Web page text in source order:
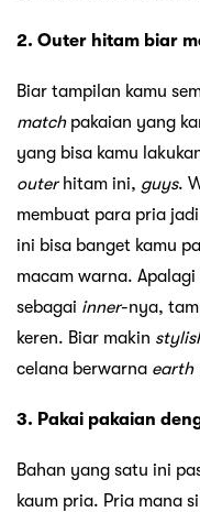
2. Outer hitam biar
Biar tampilan kamu
matchpakaian yang
yang bisa kamu
outerhitam ini, guys.
membuat para pria
ini bisa banget kamu
macam warna.
sebagai inner-nya,
keren. Biar makin
celana berwarna earth
3. Pakai pakaian
Bahan yang satu ini
kaum pria. Pria mana